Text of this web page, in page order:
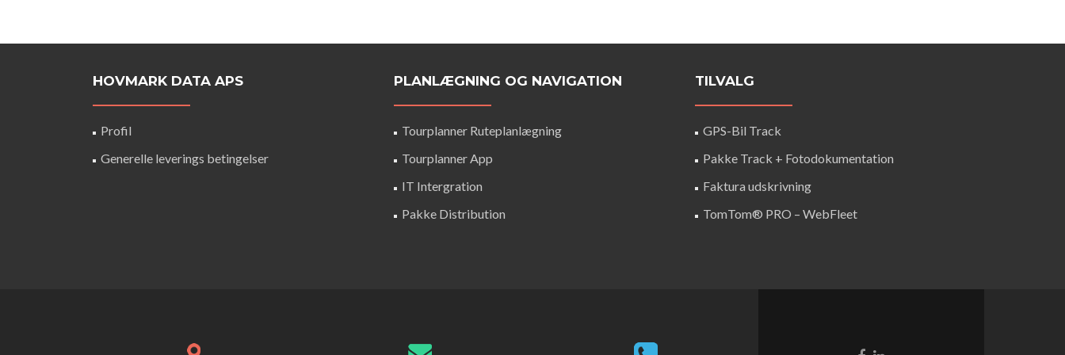
HOVMARK DATA APS
Profil
Generelle leverings betingelser
PLANLÆGNING OG NAVIGATION
Tourplanner Ruteplanlægning
Tourplanner App
IT Intergration
Pakke Distribution
TILVALG
GPS-Bil Track
Pakke Track + Fotodokumentation
Faktura udskrivning
TomTom® PRO – WebFleet